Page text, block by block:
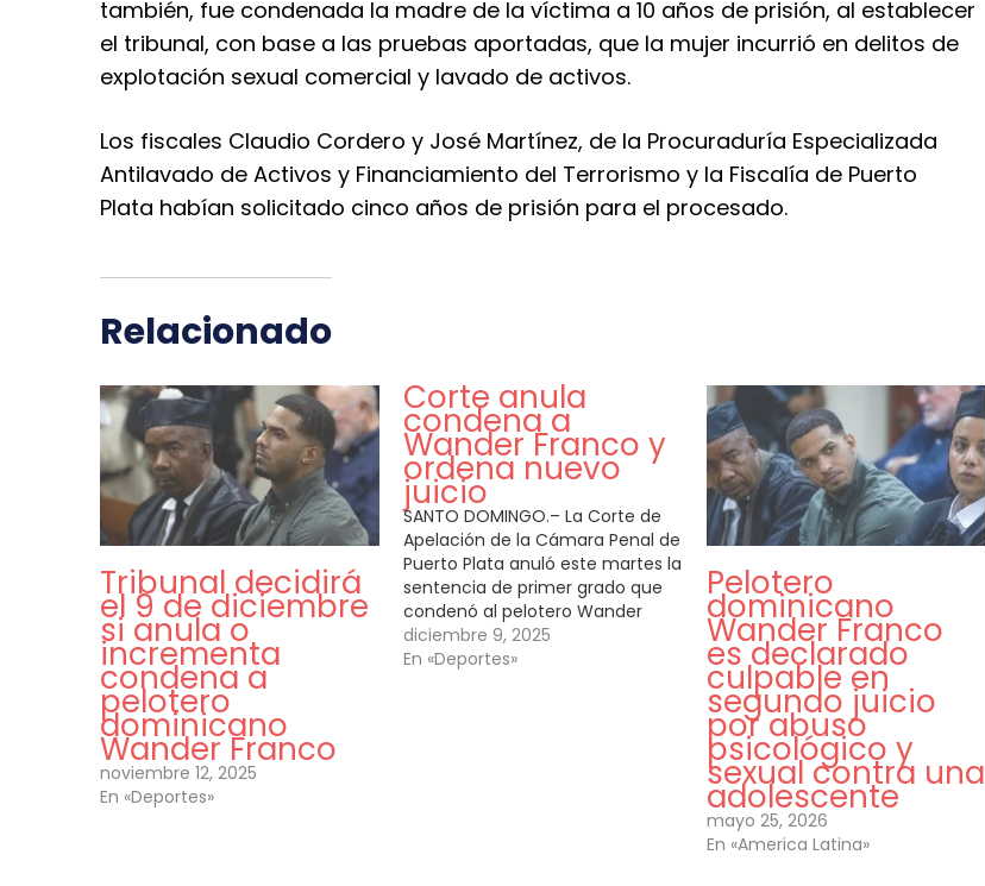
también, fue condenada la madre de la víctima a 10 años de prisión, al establecer
el tribunal, con base a las pruebas aportadas, que la mujer incurrió en delitos de
explotación sexual comercial y lavado de activos.
Los fiscales Claudio Cordero y José Martínez, de la Procuraduría Especializada
Antilavado de Activos y Financiamiento del Terrorismo y la Fiscalía de Puerto
Plata habían solicitado cinco años de prisión para el procesado.
Relacionado
Tribunal decidirá
el 9 de diciembre
si anula o
incrementa
condena a
pelotero
dominicano
Wander Franco
noviembre 12, 2025
En «Deportes»
Corte anula
condena a
Wander Franco y
ordena nuevo
juicio
SANTO DOMINGO.– La Corte de
Apelación de la Cámara Penal de
Puerto Plata anuló este martes la
sentencia de primer grado que
condenó al pelotero Wander
Franco a dos años de prisión
suspendida por abuso sexual y
diciembre 9, 2025
En «Deportes»
Pelotero
dominicano
Wander Franco
es declarado
culpable en
segundo juicio
por abuso
psicológico y
sexual contra una
adolescente
mayo 25, 2026
En «America Latina»